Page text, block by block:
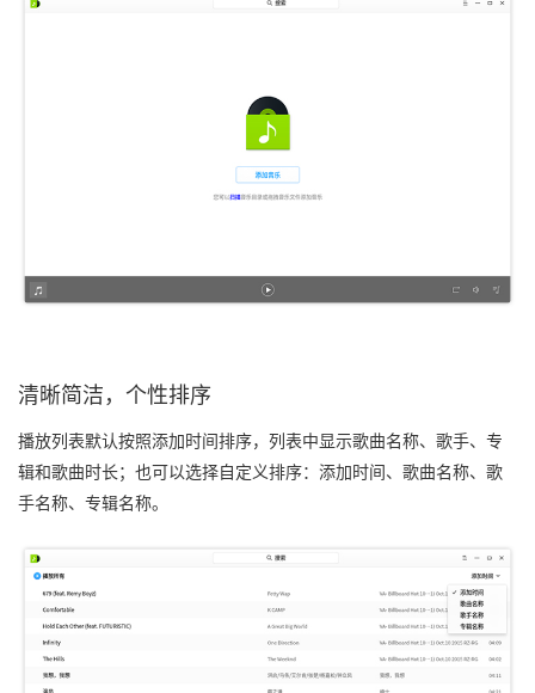
清晰简洁，个性排序
播放列表默认按照添加时间排序，列表中显示歌曲名称、歌手、专
辑和歌曲时长；也可以选择自定义排序：添加时间、歌曲名称、歌
手名称、专辑名称。